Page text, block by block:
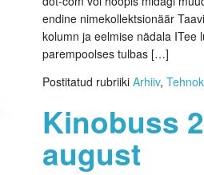
endine nimekollektsionäär
kolumn ja eelmise nädala ITee
parempoolses tulbas […]
Postitatud rubriikiArhiiv,
Kinobuss
august